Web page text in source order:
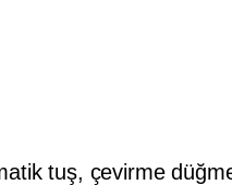
tuş, çevirme